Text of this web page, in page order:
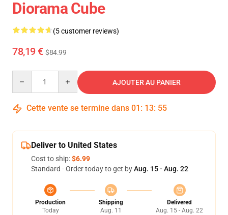
Diorama Cube
(5 customer reviews)
78,19 € $84.99
AJOUTER AU PANIER
Cette vente se termine dans 01 : 13: 54
Deliver to United States
Cost to ship:$6.99
Standard - Order today to get byAug. 15 - Aug. 22
Production
Today
Shipping
Aug. 11
Delivered
Aug. 15 - Aug. 22